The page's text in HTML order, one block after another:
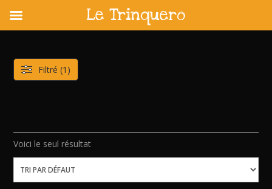
content
Voici le seul résultat
Filtré (1)
Le Trinquero